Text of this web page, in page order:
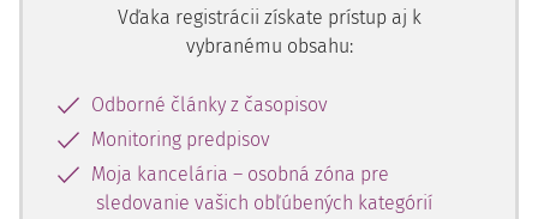
Vďaka registrácii získate prístup aj k
vybranému obsahu:
Odborné články z časopisov
Monitoring predpisov
Moja kancelária – osobná zóna pre
sledovanie vašich obľúbených kategórií